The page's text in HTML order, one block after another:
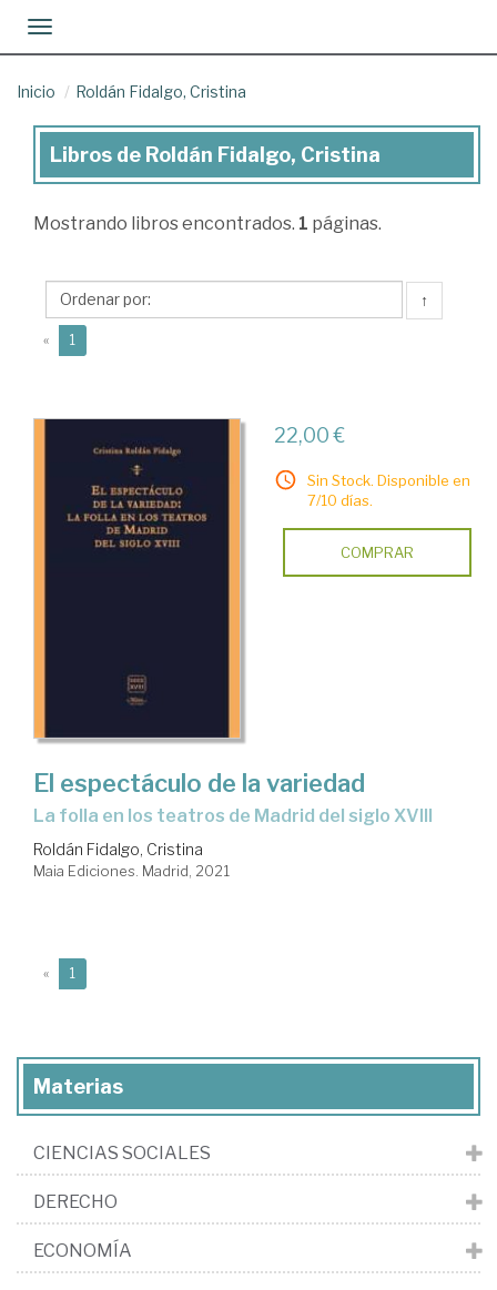
Toggle navigation
Inicio Roldán Fidalgo, Cristina
Libros
Roldán
Cristina
Libros de Roldán Fidalgo, Cristina
Mostrando libros encontrados. 1 páginas.
↑
« 1
22,00 €
Sin Stock. Disponible en
7/10 días.
COMPRAR
El espectáculo de la variedad
la folla en los teatros de Madrid del siglo XVIII
Roldán Fidalgo, Cristina
Maia Ediciones. Madrid, 2021
« 1
Materias
CIENCIAS SOCIALES
DERECHO
ECONOMÍA